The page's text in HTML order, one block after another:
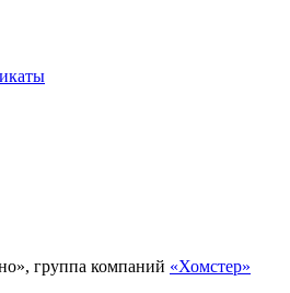
группа компаний «Хомстер»